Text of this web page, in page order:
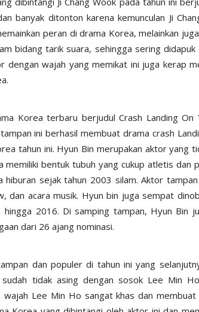
banyak ditonton karena kemunculan Ji
peran di drama Korea, melainkan
bidang tarik suara, sehingga sering
dengan wajah yang memikat ini juga kerap
Korea terbaru berjudul Crash Landing
ini berhasil membuat drama crash
tahun ini. Hyun Bin merupakan aktor yang
memiliki bentuk tubuh yang cukup atletis dan
hiburan sejak tahun 2003 silam. Aktor
dan acara musik. Hyun bin juga sempat
2016. Di samping tampan, Hyun Bin
dari 26 ajang nominasi.
dan populer di tahun ini yang
tidak asing dengan sosok Lee Min
wajah Lee Min Ho sangat khas dan membuat